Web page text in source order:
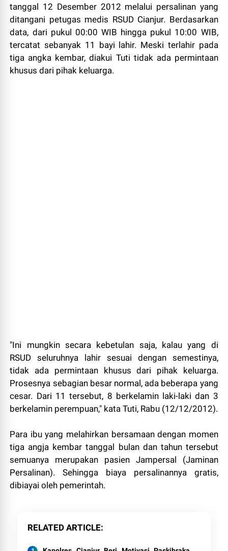
tanggal 12 Desember 2012 melalui persalinan yang
ditangani petugas medis RSUD Cianjur. Berdasarkan
data, dari pukul 00:00 WIB hingga pukul 10:00 WIB,
tercatat sebanyak 11 bayi lahir. Meski terlahir pada
tiga angka kembar, diakui Tuti tidak ada permintaan
khusus dari pihak keluarga.
"Ini mungkin secara kebetulan saja, kalau yang di
RSUD seluruhnya lahir sesuai dengan semestinya,
tidak ada permintaan khusus dari pihak keluarga.
Prosesnya sebagian besar normal, ada beberapa yang
cesar. Dari 11 tersebut, 8 berkelamin laki-laki dan 3
berkelamin perempuan," kata Tuti, Rabu (12/12/2012).
Para ibu yang melahirkan bersamaan dengan momen
tiga angja kembar tanggal bulan dan tahun tersebut
semuanya merupakan pasien Jampersal (Jaminan
Persalinan). Sehingga biaya persalinannya gratis,
dibiayai oleh pemerintah.
RELATED ARTICLE